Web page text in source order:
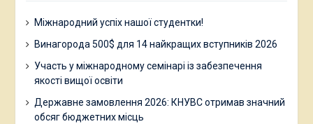
Міжнародний успіх нашої студентки!
Винагорода 500$ для 14 найкращих вступників 2026
Участь у міжнародному семінарі із забезпечення
якості вищої освіти
Державне замовлення 2026: КНУВС отримав значний
обсяг бюджетних місць